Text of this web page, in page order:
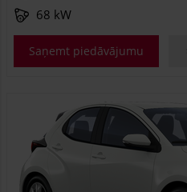
68 kW
Saņemt piedāvājumu